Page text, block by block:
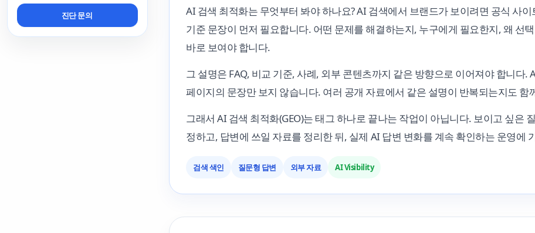
진단 문의
AI 검색 최적화는 무엇부터 봐야 하나요? AI 검색에서 브랜드가 보이려면 공식 사이
기준 문장이 먼저 필요합니다. 어떤 문제를 해결하는지, 누구에게 필요한지, 왜 선
바로 보여야 합니다.
그 설명은 FAQ, 비교 기준, 사례, 외부 콘텐츠까지 같은 방향으로 이어져야 합니다.
페이지의 문장만 보지 않습니다. 여러 공개 자료에서 같은 설명이 반복되는지도 함
그래서 AI 검색 최적화(GEO)는 태그 하나로 끝나는 작업이 아닙니다. 보이고 싶은
정하고, 답변에 쓰일 자료를 정리한 뒤, 실제 AI 답변 변화를 계속 확인하는 운영에
검색 색인 질문형 답변 외부 자료 AI Visibility